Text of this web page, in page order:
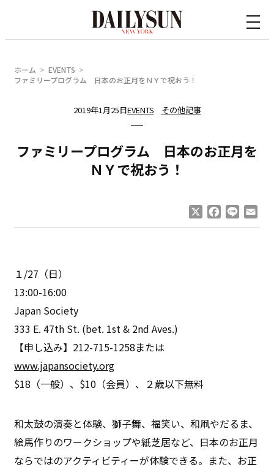
ホーム
EVENTS
ファミリープログラム 日本のお正月をＮＹで祝おう！
2019年1月25日EVENTS その他記事
ファミリープログラム 日本のお正月を
ＮＹで祝おう！
Facebook
Line
１/27（日）
13:00-16:00
Japan Society
333 E. 47th St. (bet. 1st & 2nd Aves.)
【申し込み】212-715-1258または
www.japansociety.org
$18（一般）、$10（会員）、２歳以下無料
和太鼓の演奏と体験、獅子舞、福笑い、和凧やだるま、
絵馬作りのワークショップや紙芝居など、日本のお正月
ならではのアクティビティーが体験できる。また、お正